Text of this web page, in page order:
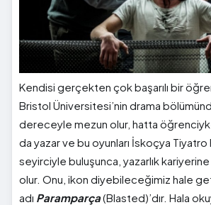
Kendisi gerçekten çok başarılı bir
Bristol Üniversitesi’nin drama
dereceyle mezun olur, hatta
da yazar ve bu oyunları İskoçya Tiyatro
seyirciyle buluşunca, yazarlık kariyerine
olur. Onu, ikon diyebileceğimiz hale
adı Paramparça(Blasted)’dır. Hala